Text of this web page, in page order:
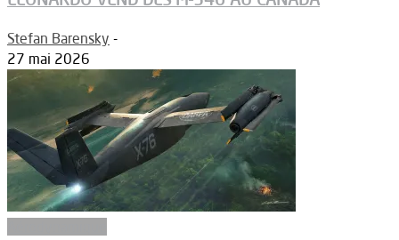
Stefan Barensky -
27 mai 2026